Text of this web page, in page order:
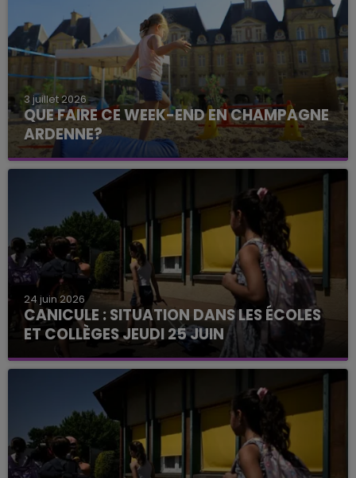
3 juillet 2026
QUE FAIRE CE WEEK-END EN CHAMPAGNE
ARDENNE?
24 juin 2026
CANICULE : SITUATION DANS LES ÉCOLES
ET COLLÈGES JEUDI 25 JUIN